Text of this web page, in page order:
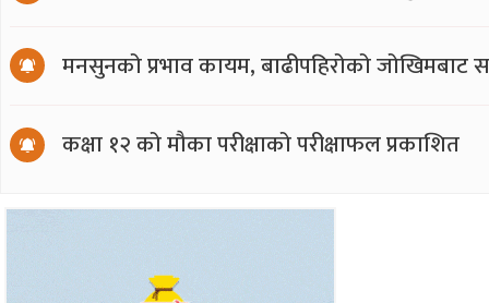
मनसुनको प्रभाव कायम, बाढीपहिरोको जोखिमबाट
कक्षा १२ को मौका परीक्षाको परीक्षाफल प्रकाशित